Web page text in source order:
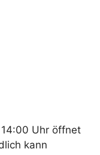
Uhr öffnet
kann